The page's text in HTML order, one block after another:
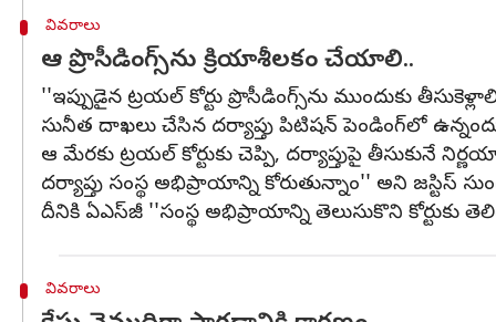
వివరాలు
ఆ ప్రొసీడింగ్స్‌ను క్రియాశీలకం చేయాలి..
''ఇప్పుడైన ట్రయల్ కోర్టు ప్రొసీడింగ్స్‌ను ముందుకు
సునీత దాఖలు చేసిన దర్యాప్తు పిటిషన్ పెండింగ్‌లో
ఆ మేరకు ట్రయల్ కోర్టుకు చెప్పి, దర్యాప్తుపై తీసుకునే
దర్యాప్తు సంస్థ అభిప్రాయాన్ని కోరుతున్నాం'' అని
దీనికి ఏఎస్‌జీ ''సంస్థ అభిప్రాయాన్ని తెలుసుకొని కోర్టుకు
వివరాలు